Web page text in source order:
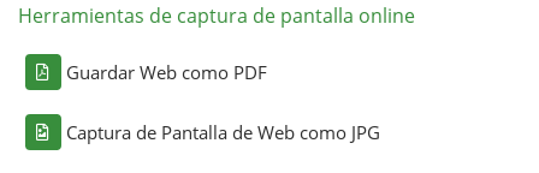
Herramientas de captura de pantalla online
Guardar Web como PDF
Captura de Pantalla de Web como JPG